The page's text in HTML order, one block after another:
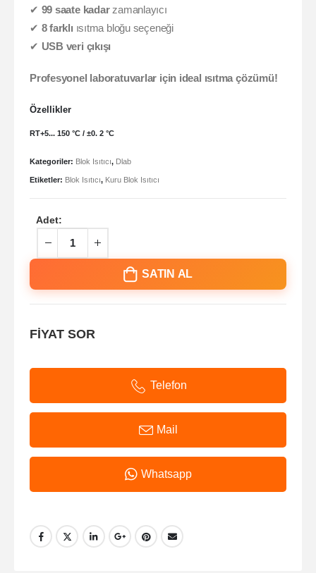
✔ 99 saate kadarzamanlayıcı
✔ 8 farklı ısıtma bloğu seçeneği
✔ USB veri çıkışı
Profesyonel laboratuvarlar için ideal ısıtma çözümü!
Özellikler
RT+5... 150 °C / ±0. 2 °C
Kategoriler: Blok Isıtıcı, Dlab
Etiketler: Blok Isıtıcı, Kuru Blok Isıtıcı
Adet:
SATIN AL
FİYAT SOR
Telefon
Mail
Whatsapp